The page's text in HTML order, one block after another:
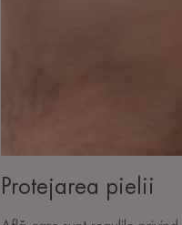
Protejarea pielii